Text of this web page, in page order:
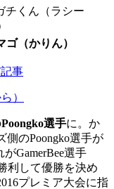
チくん（ラシー
ゴ（かりん）
事
）
Poongko選手に。か
のPoongko選手が
GamerBee選手
利して優勝を決め
プレミア大会に指